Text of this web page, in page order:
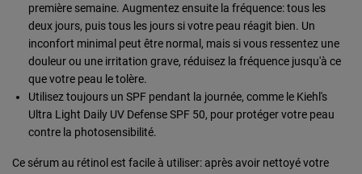
première semaine. Augmentez ensuite la fréquence: tous les
deux jours, puis tous les jours si votre peau réagit bien. Un
inconfort minimal peut être normal, mais si vous ressentez une
douleur ou une irritation grave, réduisez la fréquence jusqu'à ce
que votre peau le tolère.
Utilisez toujours un SPF pendant la journée, comme le Kiehl's
Ultra Light Daily UV Defense SPF 50, pour protéger votre peau
contre la photosensibilité.
Ce sérum au rétinol est facile à utiliser: après avoir nettoyé votre